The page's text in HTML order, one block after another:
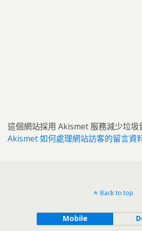
這個網站採用 Akismet 服務減少垃圾
Akismet 如何處理網站訪客的留言資
Back to top
Mobile